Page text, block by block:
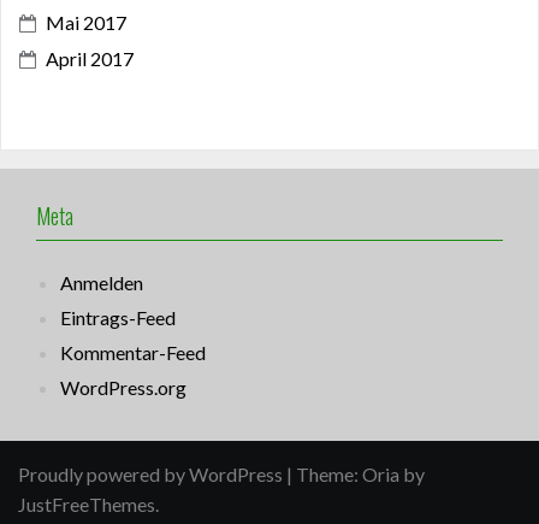
Mai 2017
April 2017
Meta
Anmelden
Eintrags-Feed
Kommentar-Feed
WordPress.org
Proudly powered by WordPress | Theme: Oria by
JustFreeThemes.